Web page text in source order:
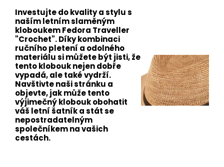
Investujte do kvality a stylu s
naším letním slaměným
kloboukem Fedora Traveller
"Crochet". Díky kombinaci
ručního pletení a odolného
materiálu si můžete být jisti, že
tento klobouk nejen dobře
vypadá, ale také vydrží.
Navštivte naši stránku a
objevte, jak může tento
výjimečný klobouk obohatit
váš letní šatník a stát se
nepostradatelným
společníkem na vašich
cestách.